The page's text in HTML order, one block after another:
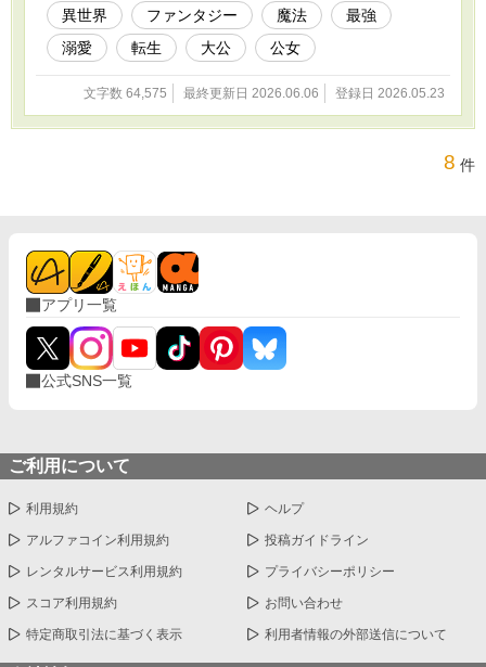
て攫われる事件が起きた。 関係者はことごとく
処刑されたが、リゼ アストラルの消息はつか
めないまま５年がたった。 そのころセレスティ
がたくましく生き抜いていた。 これは大公女リ
ゼと彼女を溺愛するシオン アストラル。そし
て孫娘の前では好々爺になってしまうアストラ
異世界 ファンタジー 魔法
最強
溺愛
転生 大公 公女
文字数 64,575 最終更新日 2026.06.06 登録日 2026.05.23
8 件
アプリ一覧
公式SNS一覧
ご利用について
利用規約 ヘルプ
アルファコイン利用規約 投稿ガイドライン
レンタルサービス利用規約 プライバシーポリシー
スコア利用規約 お問い合わせ
特定商取引法に基づく表示 利用者情報の外部送信について